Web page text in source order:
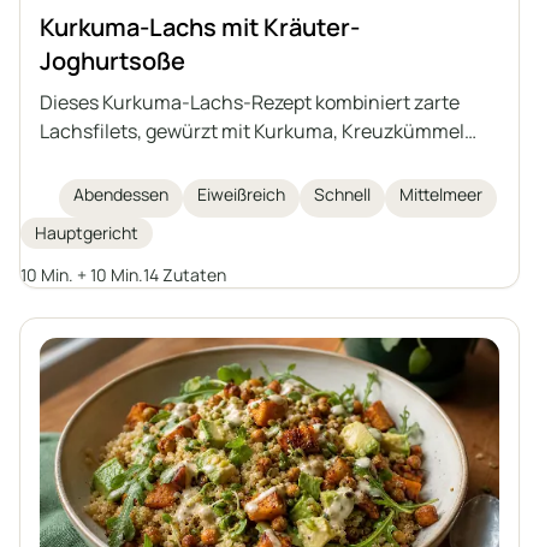
Kurkuma-Lachs mit Kräuter-
Joghurtsoße
Dieses Kurkuma-Lachs-Rezept kombiniert zarte
Lachsfilets, gewürzt mit Kurkuma, Kreuzkümmel
gegart und mit einer lebhaften Kräuter-Joghurtsoße
serviert werden. Das Gericht ist reich an Eiweiß und
Omega-3-Fettsäuren, in nur 20 Minuten einfach
zuzubereiten und schmeckt am besten zusammen
gesunde Mahlzeit.
Abendessen Eiweißreich Schnell
Mittelmeer
Hauptgericht
10 Min. + 10 Min.14 Zutaten